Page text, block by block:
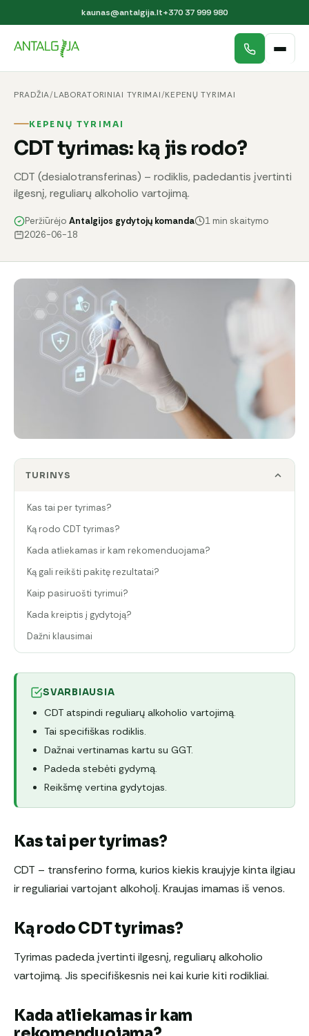
kaunas@antalgija.lt+370 37 999 980
PRADŽIA/LABORATORINIAI TYRIMAI/KEPENŲ TYRIMAI
KEPENŲ TYRIMAI
CDT tyrimas: ką jis rodo?
CDT (desialotransferinas) – rodiklis, padedantis įvertinti
ilgesnį, reguliarų alkoholio vartojimą.
Peržiūrėjo Antalgijos gydytojų komanda
1 min skaitymo
2026-06-18
TURINYS
Kas tai per tyrimas?
Ką rodo CDT tyrimas?
Kada atliekamas ir kam rekomenduojama?
Ką gali reikšti pakitę rezultatai?
Kaip pasiruošti tyrimui?
Kada kreiptis į gydytoją?
Dažni klausimai
SVARBIAUSIA
CDT atspindi reguliarų alkoholio vartojimą.
Tai specifiškas rodiklis.
Dažnai vertinamas kartu su GGT.
Padeda stebėti gydymą.
Reikšmę vertina gydytojas.
Kas tai per tyrimas?
CDT – transferino forma, kurios kiekis kraujyje kinta ilgiau
ir reguliariai vartojant alkoholį. Kraujas imamas iš venos.
Ką rodo CDT tyrimas?
Tyrimas padeda įvertinti ilgesnį, reguliarų alkoholio
vartojimą. Jis specifiškesnis nei kai kurie kiti rodikliai.
Kada atliekamas ir kam